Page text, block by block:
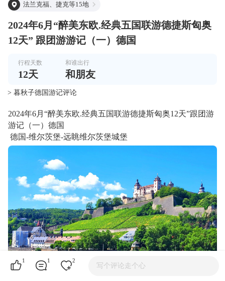
法兰克福、捷克等15地
2024年6月“醉美东欧.经典五国联游德捷斯匈奥
12天” 跟团游游记（一）德国
行程天数
12天
和谁出行
和朋友
> 暮秋子德国游记评论
2024年6月“醉美东欧.经典五国联游德捷斯匈奥12天”跟团游
游记（一）德国
德国-维尔茨堡-远眺维尔茨堡城堡
1 1 2
写个评论走个心